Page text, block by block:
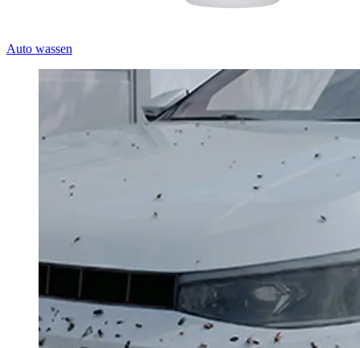
Auto wassen